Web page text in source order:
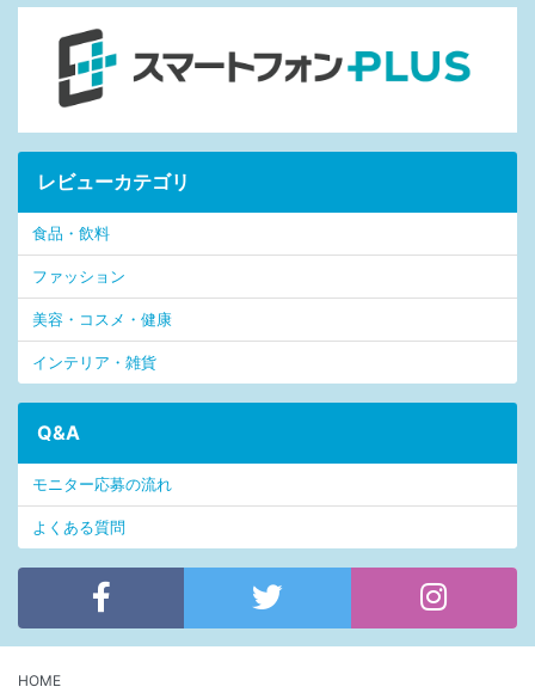
レビューカテゴリ
食品・飲料
ファッション
美容・コスメ・健康
インテリア・雑貨
Q&A
モニター応募の流れ
よくある質問
HOME